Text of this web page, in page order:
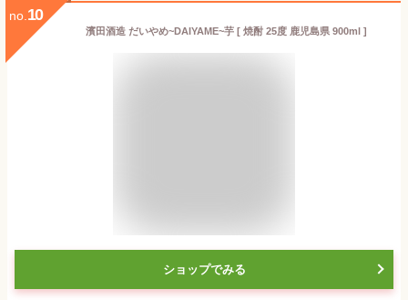
no. 10
濱田酒造 だいやめ~DAIYAME~芋 [ 焼酎 25度 鹿児島県 900ml ]
ショップでみる